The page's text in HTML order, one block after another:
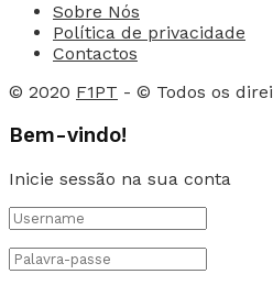
Sobre Nós
Política de privacidade
Contactos
© 2020 F1PT - © Todos os
Bem-vindo!
Inicie sessão na sua conta